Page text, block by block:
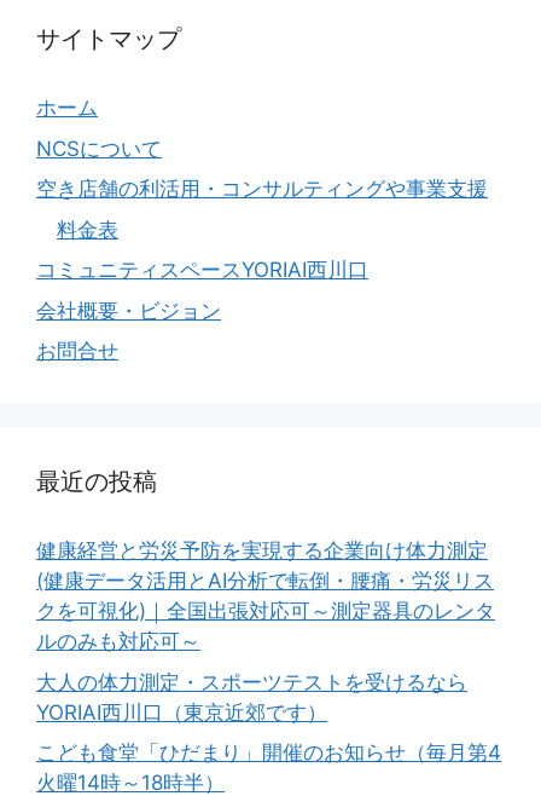
サイトマップ
ホーム
NCSについて
空き店舗の利活用・コンサルティングや事業支援
料金表
コミュニティスペースYORIAI西川口
会社概要・ビジョン
お問合せ
最近の投稿
健康経営と労災予防を実現する企業向け体力測定
(健康データ活用とAI分析で転倒・腰痛・労災リス
クを可視化)｜全国出張対応可～測定器具のレンタ
ルのみも対応可～
大人の体力測定・スポーツテストを受けるなら
YORIAI西川口（東京近郊です）
こども食堂「ひだまり」開催のお知らせ（毎月第4
火曜14時～18時半）